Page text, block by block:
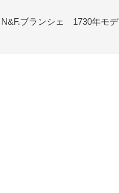
ブランシェ 1730年モデ